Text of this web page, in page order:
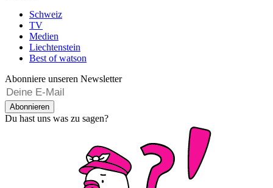
Schweiz
TV
Medien
Liechtenstein
Best of watson
Abonniere unseren Newsletter
Abonnieren
Du hast uns was zu sagen?